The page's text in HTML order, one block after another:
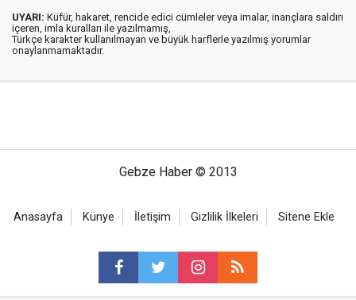
UYARI: Küfür, hakaret, rencide edici cümleler veya imalar, inançlara saldırı
içeren, imla kuralları ile yazılmamış,
Türkçe karakter kullanılmayan ve büyük harflerle yazılmış yorumlar
onaylanmamaktadır.
Gebze Haber © 2013
Anasayfa Künye İletişim Gizlilik İlkeleri Sitene Ekle